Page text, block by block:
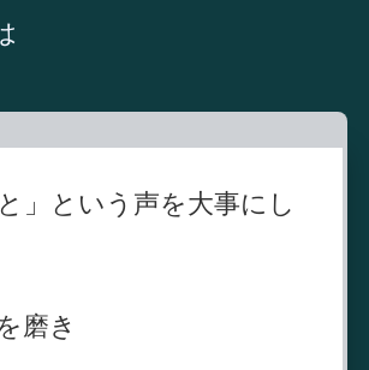
という声を大事にし
磨き